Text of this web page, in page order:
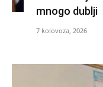
mnogo dublji
7 kolovoza, 2026